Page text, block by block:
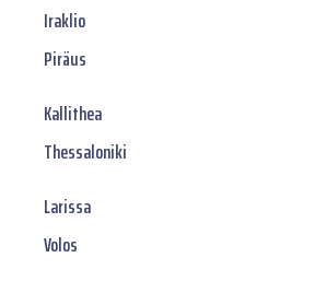
Iraklio
Piräus
Kallithea
Thessaloniki
Larissa
Volos